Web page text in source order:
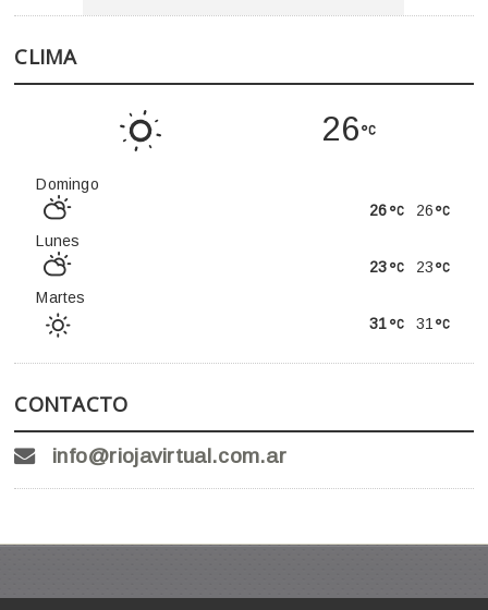
CLIMA
26
Domingo
26
26
Lunes
23
23
Martes
31
31
CONTACTO
info@riojavirtual.com.ar